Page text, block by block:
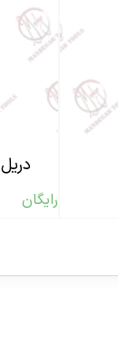
دریل
رایگان